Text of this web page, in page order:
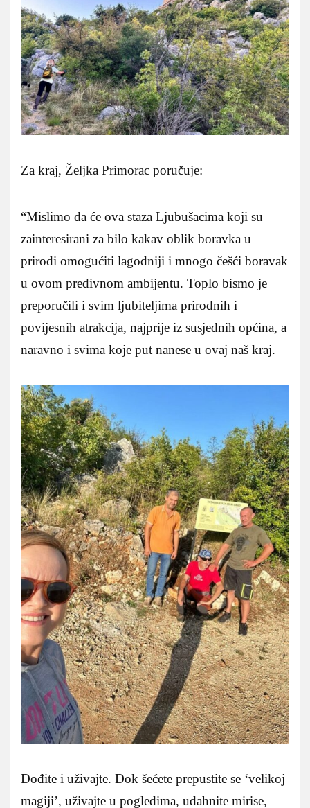
Za kraj, Željka Primorac poručuje:
“Mislimo da će ova staza Ljubušacima koji su
zainteresirani za bilo kakav oblik boravka u
prirodi omogućiti lagodniji i mnogo češći boravak
u ovom predivnom ambijentu. Toplo bismo je
preporučili i svim ljubiteljima prirodnih i
povijesnih atrakcija, najprije iz susjednih općina, a
naravno i svima koje put nanese u ovaj naš kraj.
Dođite i uživajte. Dok šećete prepustite se ‘velikoj
magiji’, uživajte u pogledima, udahnite mirise,